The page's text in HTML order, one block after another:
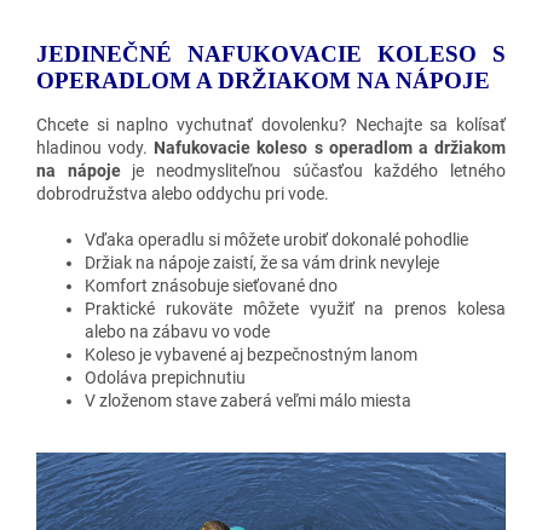
JEDINEČNÉ NAFUKOVACIE KOLESO S
OPERADLOM A DRŽIAKOM NA NÁPOJE
Chcete si naplno vychutnať dovolenku? Nechajte sa kolísať
hladinou vody. Nafukovacie koleso s operadlom a držiakom
na nápojeje neodmysliteľnou súčasťou každého letného
dobrodružstva alebo oddychu pri vode.
Vďaka operadlu si môžete urobiť dokonalé pohodlie
Držiak na nápoje zaistí, že sa vám drink nevyleje
Komfort znásobuje sieťované dno
Praktické rukoväte môžete využiť na prenos kolesa
alebo na zábavu vo vode
Koleso je vybavené aj bezpečnostným lanom
Odoláva prepichnutiu
V zloženom stave zaberá veľmi málo miesta